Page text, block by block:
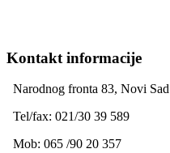
Kontakt informacije
Narodnog fronta 83, Novi Sad
Tel/fax: 021/30 39 589
Mob: 065 /90 20 357